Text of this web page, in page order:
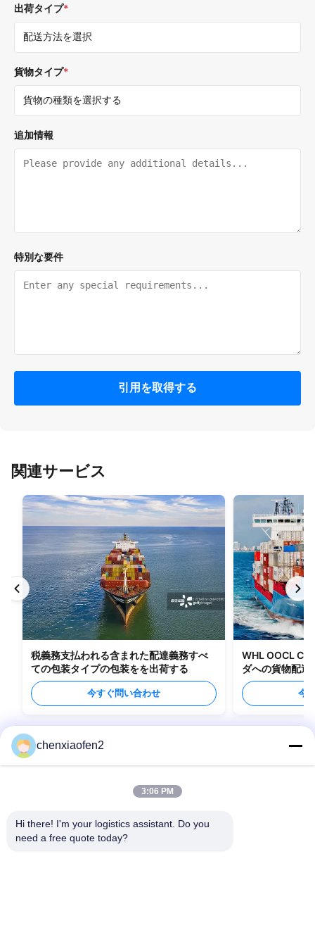
出荷タイプ*
貨物タイプ*
追加情報
特別な要件
引用を取得する
関連サービス
税義務支払われる含まれた配達義務すべ
ての包装タイプの包装をを出荷する
今すぐ問い合わせ
WHL OOCL
ダへの貨物配送
今
chenxiaofen2
3:06 PM
Hi there! I'm your logistics assistant. Do you
need a free quote today?